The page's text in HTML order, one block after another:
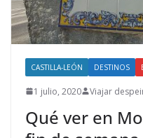
CASTILLA-LEÓN DESTINOS
1 julio, 2020 Viajar
Qué ver en